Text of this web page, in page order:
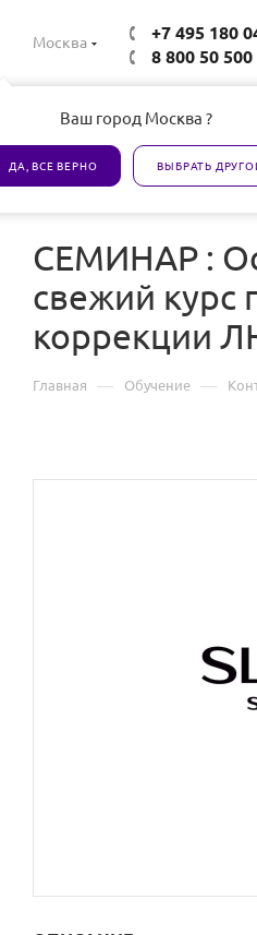
Москва
Ваш город Москва ?
ДА, ВСЕ ВЕРНО ВЫБРАТЬ
+7 495 180
8 800 50 500
Все товары
СЕМИНАР :
свежий курс
коррекции
Главная — Обучение —